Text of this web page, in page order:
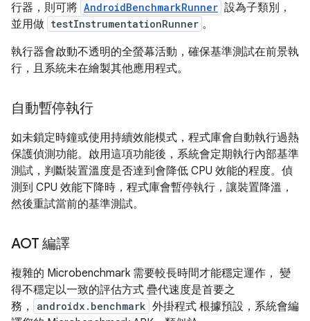
行器，則可將 AndroidBenchmarkRunner 設為子類別，
並用做 testInstrumentationRunner 。
執行器會啟動不透明的全螢幕活動，確保基準測試在前景執
行，且系統未在繪製其他應用程式。
自動暫停執行
如未鎖定時鐘或使用持續效能模式，程式庫會自動執行過熱
保護偵測功能。啟用這項功能後，系統會定期執行內部基準
測試，判斷裝置溫度是否達到會降低 CPU 效能的程度。偵
測到 CPU 效能下降時，程式庫會暫停執行，讓裝置降溫，
然後重試當前的基準測試。
AOT 編譯
複雜的 Microbenchmark 需要較長時間才能穩定運作， 變
得不穩定以一致的評估方式 疊代速度是首要之
務，
androidx.benchmark 外掛程式 根據預設，系統會編